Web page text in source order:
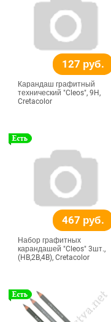
127 руб.
Карандаш графитный
технический "Cleos", 9H,
Cretacolor
467 руб.
Набор графитных
карандашей "Cleos" 3шт.,
(HB,2B,4B), Cretacolor